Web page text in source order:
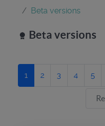
Beta versions
Beta versions
1 2 3 4 5